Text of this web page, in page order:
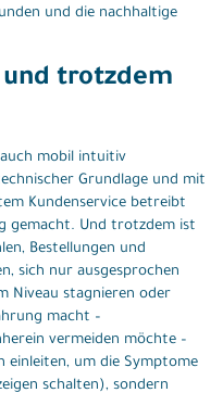
und die nachhaltige
und trotzdem
mobil intuitiv
Grundlage und mit
Kundenservice betreibt
gemacht. Und trotzdem ist
Bestellungen und
sich nur ausgesprochen
Niveau stagnieren oder
macht –
vermeiden möchte –
um die Symptome
schalten), sondern